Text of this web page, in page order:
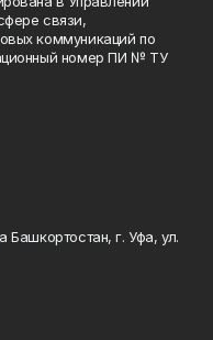
связи,
коммуникаций по
номер ПИ № ТУ
г. Уфа, ул.